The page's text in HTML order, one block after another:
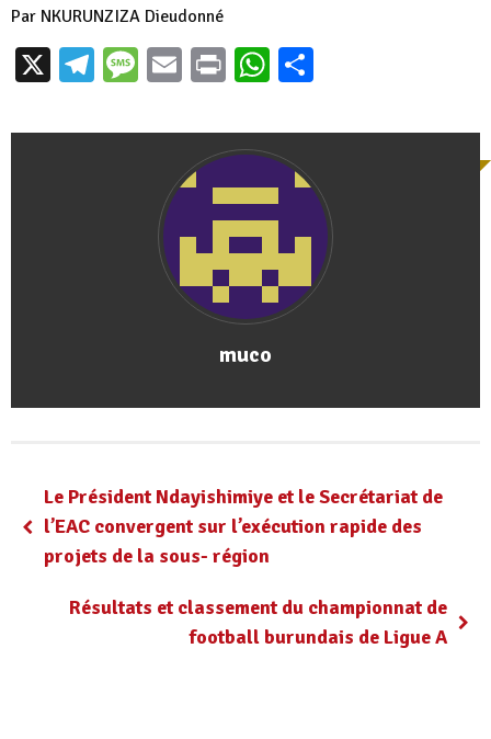
Par NKURUNZIZA Dieudonné
X Telegram
Message
EmailPrintWhatsApp
muco
Le Président Ndayishimiye et le Secrétariat de
l’EAC convergent sur l’exécution rapide des
projets de la sous- région
Résultats et classement du championnat de
football burundais de Ligue A